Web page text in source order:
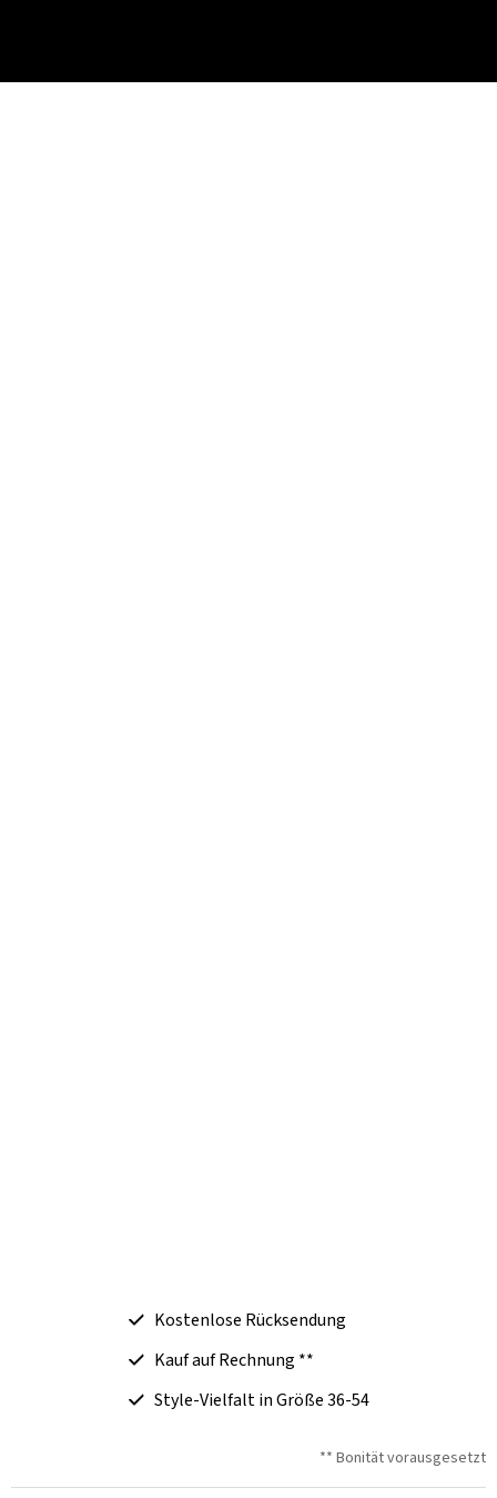
Kostenlose Rücksendung
Kauf auf Rechnung **
Style-Vielfalt in Größe 36-54
** Bonität vorausgesetzt